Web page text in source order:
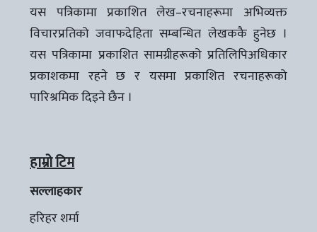
यस पत्रिकामा प्रकाशित लेख–रचनाहरूमा अभिव्यक्त
विचारप्रतिको जवाफदेहिता सम्बन्धित लेखककै हुनेछ ।
यस पत्रिकामा प्रकाशित सामग्रीहरूको प्रतिलिपिअधिकार
प्रकाशकमा रहने छ र यसमा प्रकाशित रचनाहरूको
पारिश्रमिक दिइने छैन ।
हाम्रो टिम
सल्लाहकार
हरिहर शर्मा